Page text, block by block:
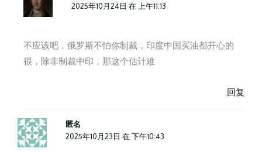
2025年10月24日 在 上午11:13
不应该吧，俄罗斯不怕你制裁，印度中国买油都开心的
很，除非制裁中印，那这个估计难
回复
匿名
2025年10月23日 在 下午10:43